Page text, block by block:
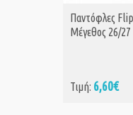
Παντόφλες
Μέγεθος 26/27
Τιμή: 6,60€